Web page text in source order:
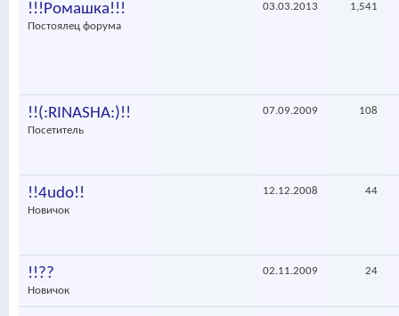
!!!Ромашка!!!
Постоялец форума
03.03.2013 1,541
!!(:RINASHA:)!!
Посетитель
07.09.2009 108
!!4udo!!
Новичок
12.12.2008 44
!!??
Новичок
02.11.2009 24